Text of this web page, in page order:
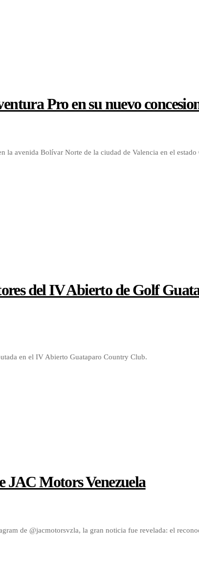
Pro en su nuevo
avenida Bolívar Norte de la ciudad de Valencia en el
del IV Abierto de Golf
en el IV Abierto Guataparo Country Club.
JAC Motors Venezuela
de @jacmotorsvzla, la gran noticia fue revelada: el